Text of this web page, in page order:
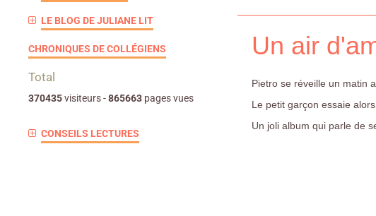
Un air
Pietro se réveille un matin
Le petit garçon essaie
Un joli album qui parle de
LE BLOG DE JULIANE LIT
CHRONIQUES DE COLLÉGIENS
Total
370435visiteurs -865663 pages vues
CONSEILS LECTURES